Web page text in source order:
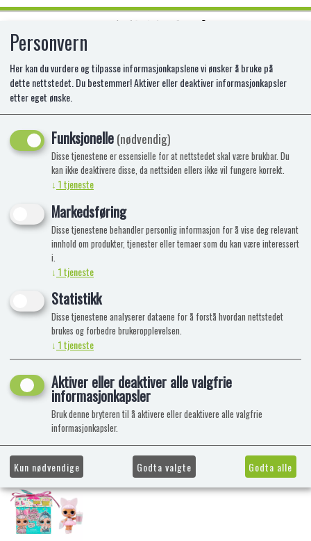
L.O.L. CONFETTI GLITTER POP
BIRTHDAY PDQ
Personvern
Her kan du vurdere og tilpasse informasjonkapslene vi ønsker å bruke på
dette nettstedet. Du bestemmer! Aktiver eller deaktiver informasjonkapsler
etter eget ønske.
Funksjonelle(nødvendig)
Disse tjenestene er essensielle for at nettstedet skal være brukbar. Du
kan ikke deaktivere disse, da nettsiden ellers ikke vil fungere korrekt.
↓ 1tjeneste
Markedsføring
Disse tjenestene behandler personlig informasjon for å vise deg relevant
innhold om produkter, tjenester eller temaer som du kan være interessert
i.
↓ 1tjeneste
Statistikk
Disse tjenestene analyserer dataene for å forstå hvordan nettstedet
brukes og forbedre brukeropplevelsen.
↓ 1tjeneste
Aktiver eller deaktiver alle valgfrie
informasjonkapsler
Bruk denne bryteren til å aktivere eller deaktivere alle valgfrie
informasjonkapsler.
Kun nødvendige Godta valgte Godta alle